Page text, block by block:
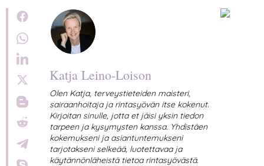
Katja Leino-Loison
Olen Katja, terveystieteiden maisteri,
sairaanhoitaja ja rintasyövän itse kokenut.
Kirjoitan sinulle, jotta et jäisi yksin tiedon
tarpeen ja kysymysten kanssa. Yhdistäen
kokemukseni ja asiantuntemukseni
tarjotakseni selkeää, luotettavaa ja
käytännönläheistä tietoa rintasyövästä.